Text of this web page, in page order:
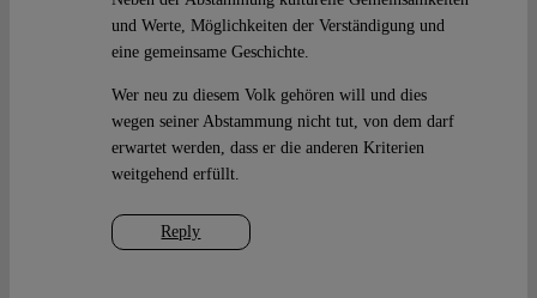
Reply
und Werte, Möglichkeiten der Verständigung und
eine gemeinsame Geschichte.
Wer neu zu diesem Volk gehören will und dies
wegen seiner Abstammung nicht tut, von dem darf
erwartet werden, dass er die anderen Kriterien
weitgehend erfüllt.